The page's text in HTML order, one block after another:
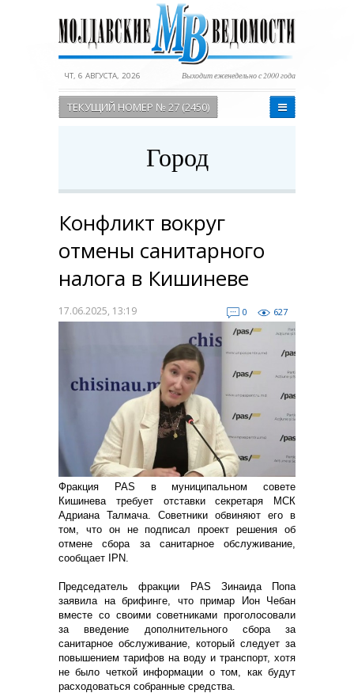
ЧТ, 6 АВГУСТА, 2026 Выходит еженедельно с 2000 года
ТЕКУЩИЙ НОМЕР № 27 (2450)
Город
Конфликт вокруг
отмены санитарного
налога в Кишиневе
17.06.2025, 13:19 0 627
Фракция PAS в муниципальном совете
Кишинева требует отставки секретаря МСК
Адриана Талмача. Советники обвиняют его в
том, что он не подписал проект решения об
отмене сбора за санитарное обслуживание,
сообщает IPN.
Председатель фракции PAS Зинаида Попа
заявила на брифинге, что примар Ион Чебан
вместе со своими советниками проголосовали
за введение дополнительного сбора за
санитарное обслуживание, который следует за
повышением тарифов на воду и транспорт, хотя
не было четкой информации о том, как будут
расходоваться собранные средства.